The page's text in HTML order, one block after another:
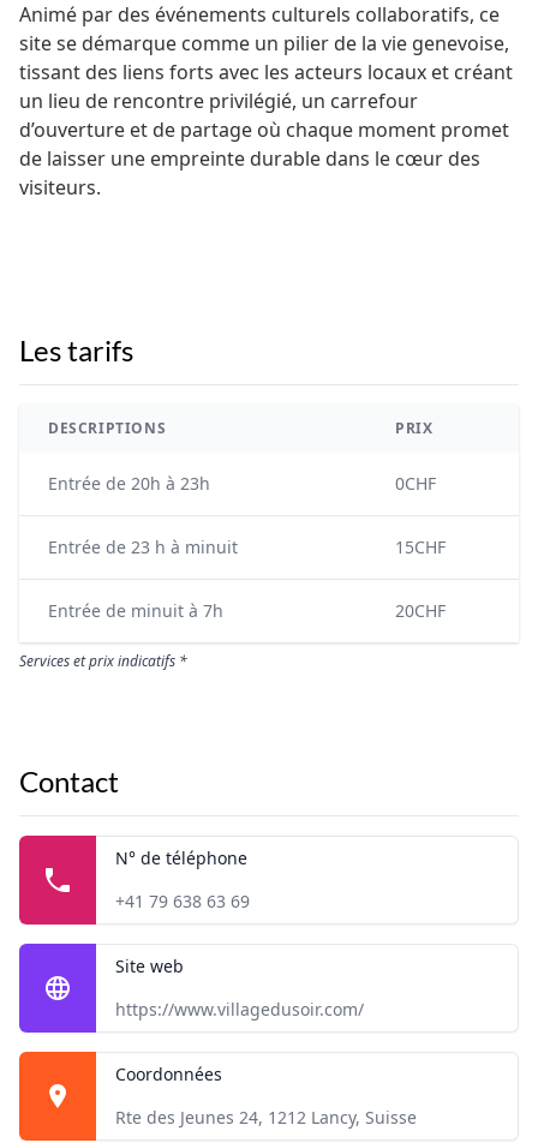
Animé par des événements culturels collaboratifs, ce
site se démarque comme un pilier de la vie genevoise,
tissant des liens forts avec les acteurs locaux et créant
un lieu de rencontre privilégié, un carrefour
d’ouverture et de partage où chaque moment promet
de laisser une empreinte durable dans le cœur des
visiteurs.
Les tarifs
DESCRIPTIONS PRIX
Entrée de 20h à 23h 0CHF
Entrée de 23 h à minuit 15CHF
Entrée de minuit à 7h 20CHF
Services et prix indicatifs *
Contact
N° de téléphone
+41 79 638 63 69
Site web
https://www.villagedusoir.com/
Coordonnées
Rte des Jeunes 24, 1212 Lancy, Suisse